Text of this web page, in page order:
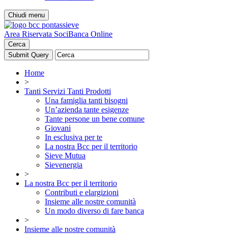
Chiudi menu
Area Riservata SociBanca Online
Cerca
Home
>
Tanti Servizi Tanti Prodotti
Una famiglia tanti bisogni
Un’azienda tante esigenze
Tante persone un bene comune
Giovani
In esclusiva per te
La nostra Bcc per il territorio
Sieve Mutua
Sievenergia
>
La nostra Bcc per il territorio
Contributi e elargizioni
Insieme alle nostre comunità
Un modo diverso di fare banca
>
Insieme alle nostre comunità